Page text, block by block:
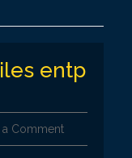
entp
a Comment